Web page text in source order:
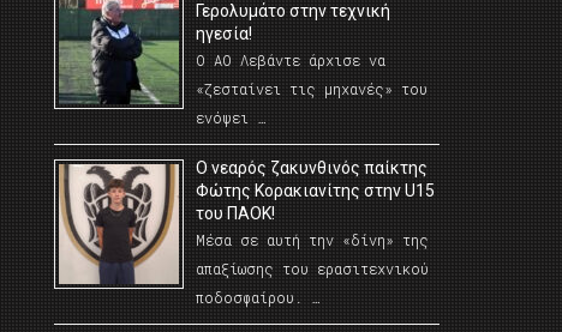
Γερολυμάτο στην τεχνική
ηγεσία!
Ο ΑΟ Λεβάντε άρχισε να
«ζεσταίνει τις μηχανές» του
ενόψει …
O νεαρός ζακυνθινός παίκτης
Φώτης Κορακιανίτης στην U15
του ΠΑΟΚ!
Μέσα σε αυτή την «δίνη» της
απαξίωσης του ερασιτεχνικού
ποδοσφαίρου. …